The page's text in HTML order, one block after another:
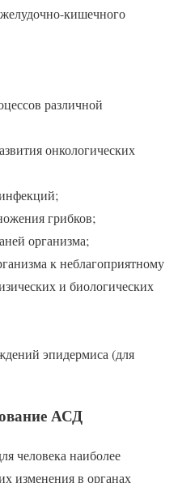
кишечного
различной
онкологических
грибков;
организма;
к неблагоприятному
и биологических
эпидермиса (для
АСД
человека наиболее
изменения в органах